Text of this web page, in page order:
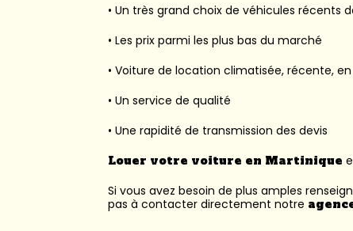
• Un très grand choix de véhicules récents
• Les prix parmi les plus bas du marché
• Voiture de location climatisée, récente,
• Un service de qualité
• Une rapidité de transmission des devis
Louer votre voiture en Martinique
Si vous avez besoin de plus amples
pas à contacter directement notre